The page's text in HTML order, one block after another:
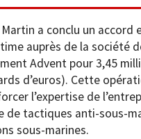
a conclu un accord
auprès de la société
Advent pour 3,45
d’euros). Cette
l’expertise de
de tactiques anti-sous-
sous-marines.